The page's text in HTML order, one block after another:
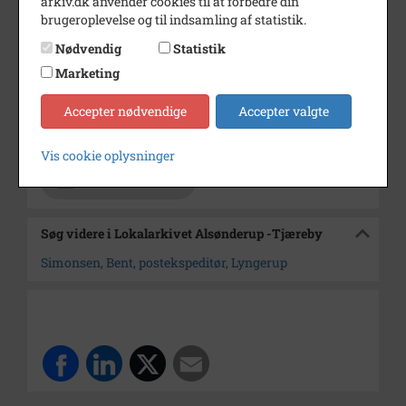
Årstal
1972
Dateringsnote
6. Januar 1972
Fotograf
Jørgen Rubæk Hansen
Arkiv
Lokalarkivet Alsønderup -
Søg videre i Lokalarkivet Alsønderup -Tjæreby
Simonsen, Bent, postekspeditør, Lyngerup
brugeroplevelse og til indsamling af statistik.
Nødvendig
Statistik
Marketing
Accepter nødvendige Accepter valgte
Vis cookie oplysninger